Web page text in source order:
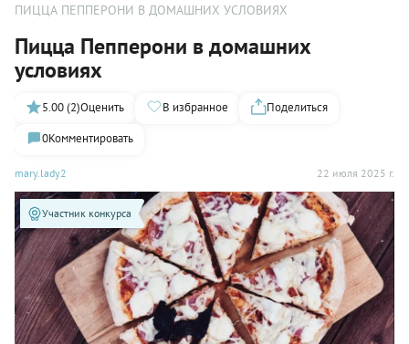
ПИЦЦА ПЕППЕРОНИ В ДОМАШНИХ УСЛОВИЯХ
Пицца Пепперони в домашних
условиях
mary.lady2 22 июля 2025 г.
5.00 (2)Оценить В избранное
Поделиться
0Комментировать
Участник конкурса